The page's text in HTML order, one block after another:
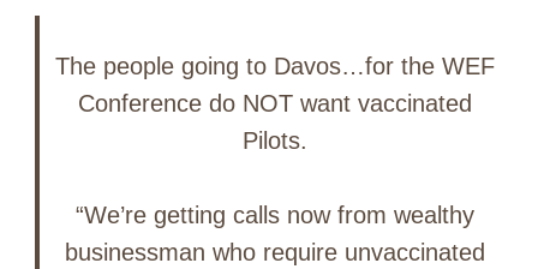
The people going to Davos…for the WEF
Conference do NOT want vaccinated
Pilots.
“We’re getting calls now from wealthy
businessman who require unvaccinated